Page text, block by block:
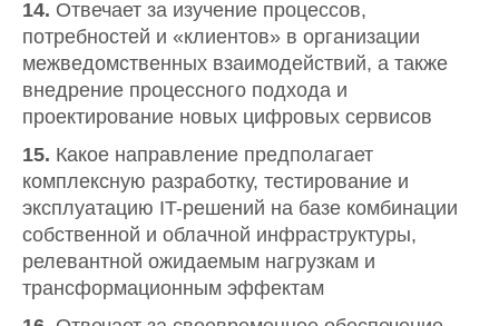
14. Отвечает за изучение процессов,
потребностей и «клиентов» в организации
межведомственных взаимодействий, а также
внедрение процессного подхода и
проектирование новых цифровых сервисов
15. Какое направление предполагает
комплексную разработку, тестирование и
эксплуатацию IT-решений на базе комбинации
собственной и облачной инфраструктуры,
релевантной ожидаемым нагрузкам и
трансформационным эффектам